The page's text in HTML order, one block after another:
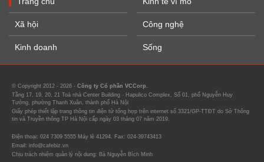
Xã hội
Kinh doanh
Công nghệ
Sống
© Copyright 2012 - 2026 - Công ty Cổ phần VCCorp.
Tầng 17, 19, 20, 21 Toà nhà Center Building - Hapulico Complex, Số 01, phố Nguyễn Huy
Tưởng, phường Thanh Xuân, thành phố Hà Nội
Giấy phép thiết lập trang thông tin điện tử tổng hợp trên internet số 3321/GP-TTĐT do Sở Thông
tin và Truyền thông TP Hà Nội cấp ngày 03 tháng 07 năm 2019.
Điện thoại: 024 7309 5555 Máy lẻ 41294. Fax: 024-39743413
Email: info@cafebiz.vn
Chịu trách nhiệm quản lý nội dung: Bà Nguyễn Bích Minh